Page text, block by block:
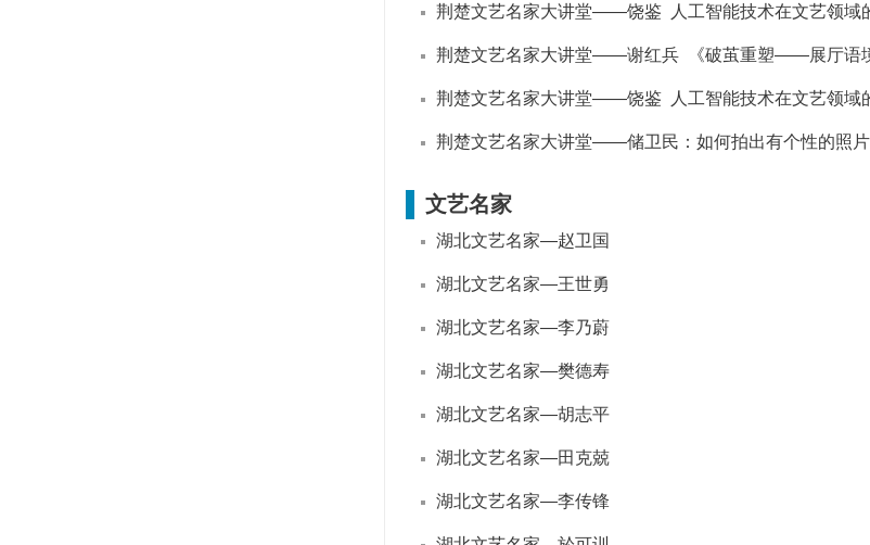
荆楚文艺名家大讲堂——饶鉴 人工智能技术在文艺领域
荆楚文艺名家大讲堂——谢红兵 《破茧重塑——展厅语境
荆楚文艺名家大讲堂——饶鉴 人工智能技术在文艺领域
荆楚文艺名家大讲堂——储卫民：如何拍出有个性的照片
文艺名家
湖北文艺名家—赵卫国
湖北文艺名家—王世勇
湖北文艺名家—李乃蔚
湖北文艺名家—樊德寿
湖北文艺名家—胡志平
湖北文艺名家—田克兢
湖北文艺名家—李传锋